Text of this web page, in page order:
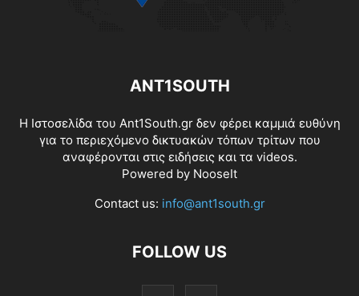
ANT1SOUTH
Η Ιστοσελίδα του Ant1South.gr δεν φέρει καμμιά ευθύνη
για το περιεχόμενο δικτυακών τόπων τρίτων που
αναφέρονται στις ειδήσεις και τα videos.
Powered by NooseIt
Contact us: info@ant1south.gr
FOLLOW US